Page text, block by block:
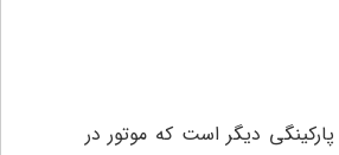
از جکهای پارکینگی دیگر است که موتور در